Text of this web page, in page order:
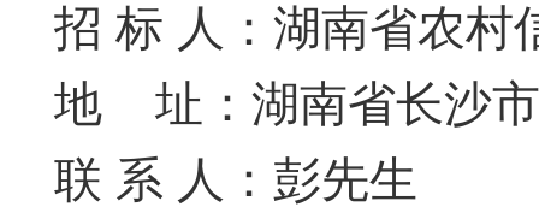
招 标 人：湖南省农村
地 址： 湖南省长沙
联 系 人： 彭先生